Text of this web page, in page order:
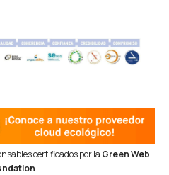
certificados por la Green Web